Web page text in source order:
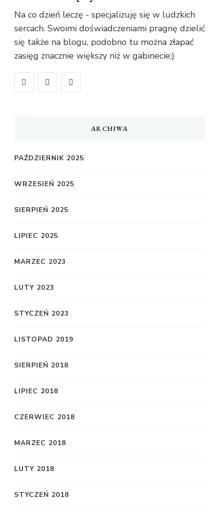
Na co dzień leczę - specjalizuję się w ludzkich
sercach. Swoimi doświadczeniami pragnę dzielić
się także na blogu, podobno tu można złapać
zasięg znacznie większy niż w gabinecie;)
ARCHIWA
PAŹDZIERNIK 2025
WRZESIEŃ 2025
SIERPIEŃ 2025
LIPIEC 2025
MARZEC 2023
LUTY 2023
STYCZEŃ 2023
LISTOPAD 2019
SIERPIEŃ 2018
LIPIEC 2018
CZERWIEC 2018
MARZEC 2018
LUTY 2018
STYCZEŃ 2018